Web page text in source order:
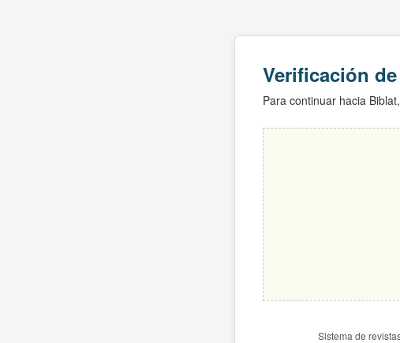
Verificación
Para continuar hacia
Sistema de